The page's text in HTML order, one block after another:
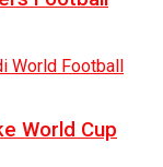
World Cup